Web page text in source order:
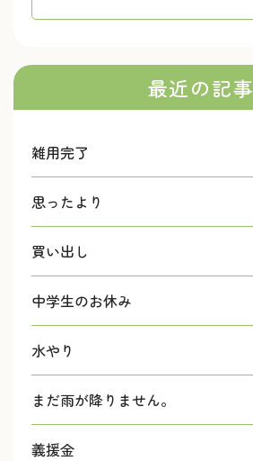
最近の記事
雑用完了
思ったより
買い出し
中学生のお休み
水やり
まだ雨が降りません。
義援金